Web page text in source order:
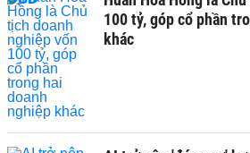
100 tỷ, góp cổ phần
khác